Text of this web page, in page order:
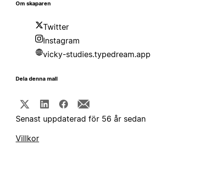
Om skaparen
Twitter
Instagram
vicky-studies.typedream.app
Dela denna mall
Senast uppdaterad för 56 år sedan
Villkor